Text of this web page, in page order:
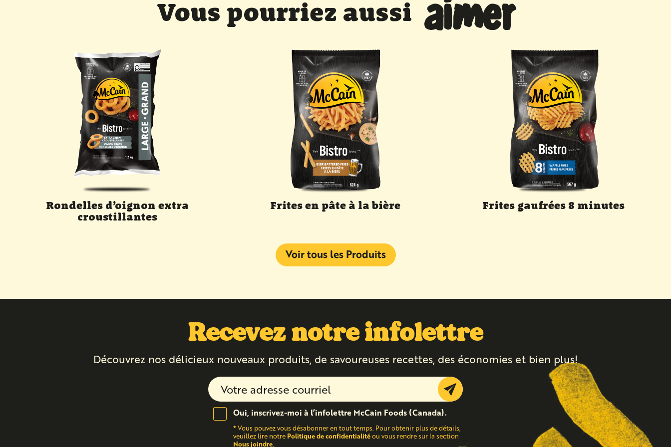
Vous pourriez aussi aimer
Rondelles d’oignon extra
croustillantes
Frites en pâte à la bière Frites gaufrées 8 minutes
Voir tous les Produits
Recevez notre infolettre
Découvrez nos délicieux nouveaux produits, de savoureuses recettes, des économies et bien plus!
Submit
Oui, inscrivez-moi à l’infolettre McCain Foods (Canada).
*Vous pouvez vous désabonner en tout temps. Pour obtenir plus de détails,
veuillez lire notre Politique de confidentialitéou vous rendre sur la section
Nous joindre.